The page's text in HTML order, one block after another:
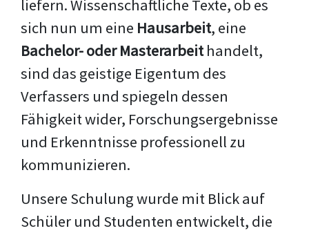
liefern. Wissenschaftliche Texte, ob es
sich nun um eine Hausarbeit, eine
Bachelor- oder Masterarbeithandelt,
sind das geistige Eigentum des
Verfassers und spiegeln dessen
Fähigkeit wider, Forschungsergebnisse
und Erkenntnisse professionell zu
kommunizieren.
Unsere Schulung wurde mit Blick auf
Schüler und Studenten entwickelt, die